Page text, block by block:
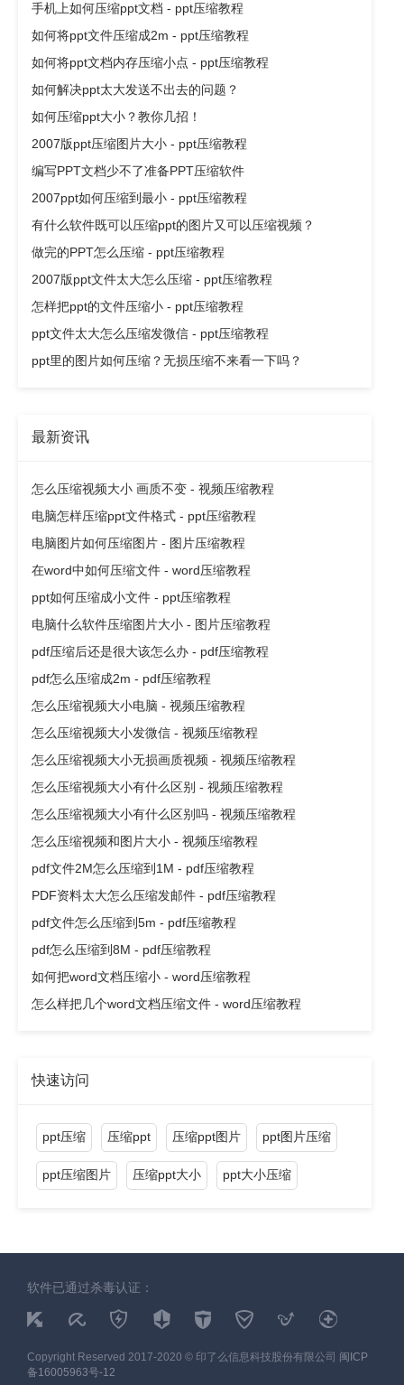
手机上如何压缩ppt文档 - ppt压缩教程
如何将ppt文件压缩成2m - ppt压缩教程
如何将ppt文档内存压缩小点 - ppt压缩教程
如何解决ppt太大发送不出去的问题？
如何压缩ppt大小？教你几招！
2007版ppt压缩图片大小 - ppt压缩教程
编写PPT文档少不了准备PPT压缩软件
2007ppt如何压缩到最小 - ppt压缩教程
有什么软件既可以压缩ppt的图片又可以压缩视频？
做完的PPT怎么压缩 - ppt压缩教程
2007版ppt文件太大怎么压缩 - ppt压缩教程
怎样把ppt的文件压缩小 - ppt压缩教程
ppt文件太大怎么压缩发微信 - ppt压缩教程
ppt里的图片如何压缩？无损压缩不来看一下吗？
最新资讯
怎么压缩视频大小 画质不变 - 视频压缩教程
电脑怎样压缩ppt文件格式 - ppt压缩教程
电脑图片如何压缩图片 - 图片压缩教程
在word中如何压缩文件 - word压缩教程
ppt如何压缩成小文件 - ppt压缩教程
电脑什么软件压缩图片大小 - 图片压缩教程
pdf压缩后还是很大该怎么办 - pdf压缩教程
pdf怎么压缩成2m - pdf压缩教程
怎么压缩视频大小电脑 - 视频压缩教程
怎么压缩视频大小发微信 - 视频压缩教程
怎么压缩视频大小无损画质视频 - 视频压缩教程
怎么压缩视频大小有什么区别 - 视频压缩教程
怎么压缩视频大小有什么区别吗 - 视频压缩教程
怎么压缩视频和图片大小 - 视频压缩教程
pdf文件2M怎么压缩到1M - pdf压缩教程
PDF资料太大怎么压缩发邮件 - pdf压缩教程
pdf文件怎么压缩到5m - pdf压缩教程
pdf怎么压缩到8M - pdf压缩教程
如何把word文档压缩小 - word压缩教程
怎么样把几个word文档压缩文件 - word压缩教程
快速访问
ppt压缩 压缩ppt 压缩ppt图片 ppt图片压缩
ppt压缩图片 压缩ppt大小 ppt大小压缩
软件已通过杀毒认证：
Copyright Reserved 2017-2020 © 印了么信息科技股份有限公司 闽ICP
备16005963号-12